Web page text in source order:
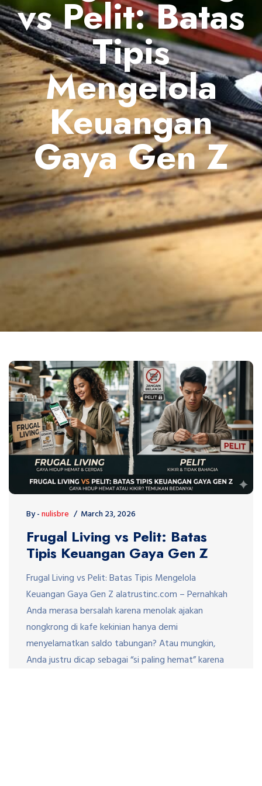
vs Pelit: Batas
Tipis
Mengelola
Keuangan
Gaya Gen Z
By -nulisbre March 23, 2026
Frugal Living vs Pelit: Batas
Tipis Keuangan Gaya Gen Z
Frugal Living vs Pelit: Batas Tipis Mengelola
Keuangan Gaya Gen Z alatrustinc.com – Pernahkah
Anda merasa bersalah karena menolak ajakan
nongkrong di kafe kekinian hanya demi
menyelamatkan saldo tabungan? Atau mungkin,
Anda justru dicap sebagai “si paling hemat” karena